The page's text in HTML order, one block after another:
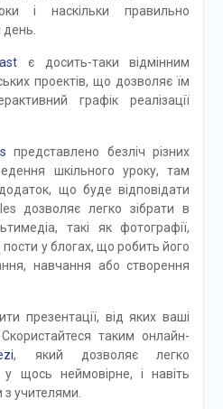
і наскільки правильно
є досить-таки відмінним
проектів, що дозволяє їм
графік реалізації
представлено безліч різних
шкільного уроку, там
що буде відповідати
дозволяє легко зібрати в
такі як фотографії,
пости у блогах, що робить його
навчання або створення
презентації, від яких ваші
таким онлайн-
, який дозволяє легко
щось неймовірне, і навіть
учителями.